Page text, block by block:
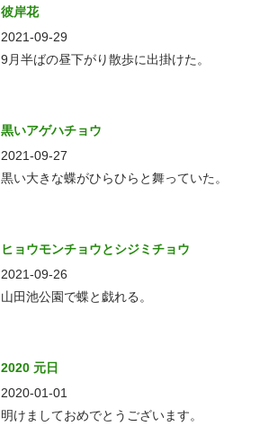
彼岸花
2021-09-29
9月半ばの昼下がり散歩に出掛けた。
黒いアゲハチョウ
2021-09-27
黒い大きな蝶がひらひらと舞っていた。
ヒョウモンチョウとシジミチョウ
2021-09-26
山田池公園で蝶と戯れる。
2020 元日
2020-01-01
明けましておめでとうございます。